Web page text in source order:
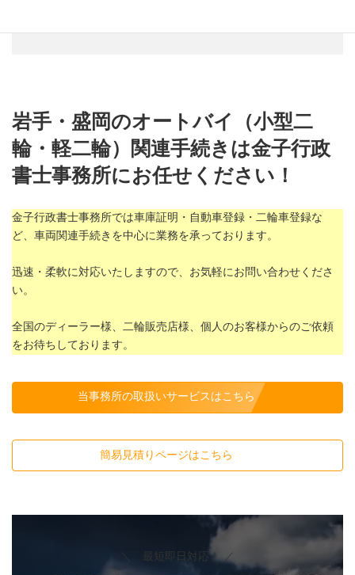
岩手・盛岡のオートバイ（小型二
輪・軽二輪）関連手続きは金子行政
書士事務所にお任せください！
金子行政書士事務所では車庫証明・自動車登録・二輪車登録な
ど、車両関連手続きを中心に業務を承っております。
迅速・柔軟に対応いたしますので、お気軽にお問い合わせくださ
い。
全国のディーラー様、二輪販売店様、個人のお客様からのご依頼
をお待ちしております。
当事務所の取扱いサービスはこちら
簡易見積りページはこちら
＼ 最短即日対応！ ／